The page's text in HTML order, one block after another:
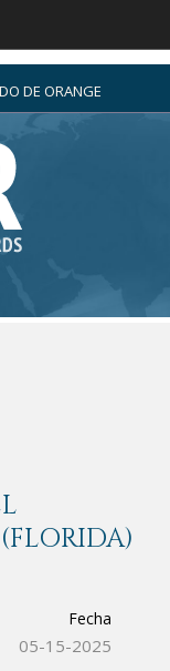
DE ORANGE
Fecha
05-15-2025